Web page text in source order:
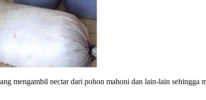
mengambil nectar dari pohon mahoni dan lain-lain